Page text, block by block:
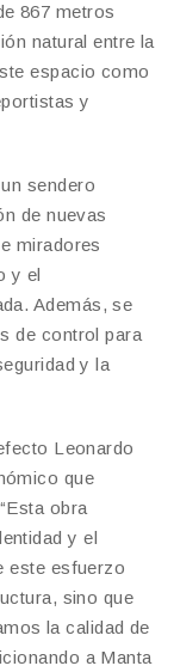
867 metros
natural entre la
espacio como
y
sendero
de nuevas
miradores
y el
Además, se
de control para
y la
Leonardo
que
obra
y el
este esfuerzo
sino que
la calidad de
a Manta